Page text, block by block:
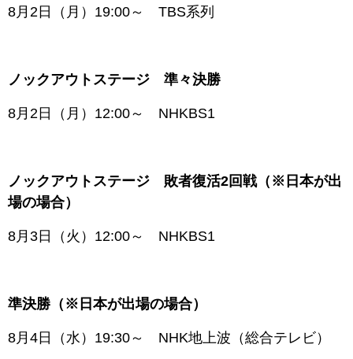
8月2日（月）19:00～ TBS系列
ノックアウトステージ 準々決勝
8月2日（月）12:00～ NHKBS1
ノックアウトステージ 敗者復活2回戦（※日本が出
場の場合）
8月3日（火）12:00～ NHKBS1
準決勝（※日本が出場の場合）
8月4日（水）19:30～ NHK地上波（総合テレビ）